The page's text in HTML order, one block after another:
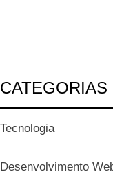
CATEGORIAS
Tecnologia
Desenvolvimento